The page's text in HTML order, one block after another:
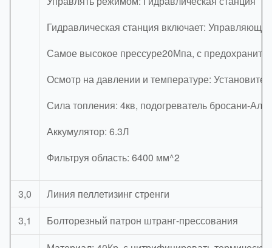
Гидравлическая станция включает: Управляющ
Самое высокое прессуре20Мпа, с
Осмотр на давлении и температуре:
Сила топления: 4кв, подогреватель бросани-Ал
Аккумулятор: 6.3Л
Фильтруя область: 6400 мм^2
3,0
Линия пеллетизинг стренги
3,1
Болторезный патрон штранг-прессования